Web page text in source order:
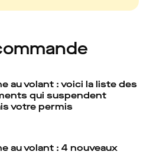
au volant : voici la liste des
qui suspendent
votre permis
au volant : 4 nouveaux